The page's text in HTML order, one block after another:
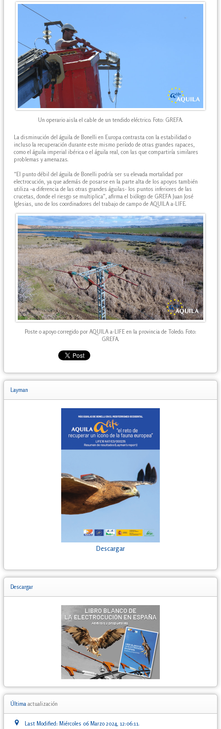
Un operario aisla el cable de un tendido eléctrico. Foto: GREFA.
La disminución del águila de Bonelli en Europa contrasta con la estabilidad o
incluso la recuperación durante este mismo período de otras grandes rapaces,
como el águila imperial ibérica o el águila real, con las que compartiría similares
problemas y amenazas.
“El punto débil del águila de Bonelli podría ser su elevada mortalidad por
electrocución, ya que además de posarse en la parte alta de los apoyos también
utiliza –a diferencia de las otras grandes águilas- los puntos inferiores de las
crucetas, donde el riesgo se multiplica”, afirma el biólogo de GREFA Juan José
Iglesias, uno de los coordinadores del trabajo de campo de AQUILA a-LIFE.
Poste o apoyo corregido por AQUILA a-LIFE en la provincia de Toledo. Foto:
GREFA.
Layman
Descargar
Descargar
Última actualización
Last Modified: Miércoles 06 Marzo 2024, 12:06:11.